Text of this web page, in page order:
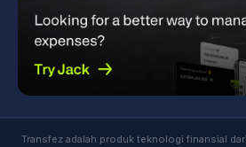
Transfez adalah produk teknologi finansial